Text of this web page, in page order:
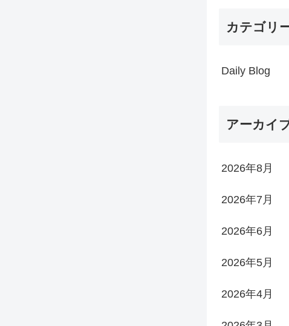
カテゴリ
Daily Blog
アーカイ
2026年8月
2026年7月
2026年6月
2026年5月
2026年4月